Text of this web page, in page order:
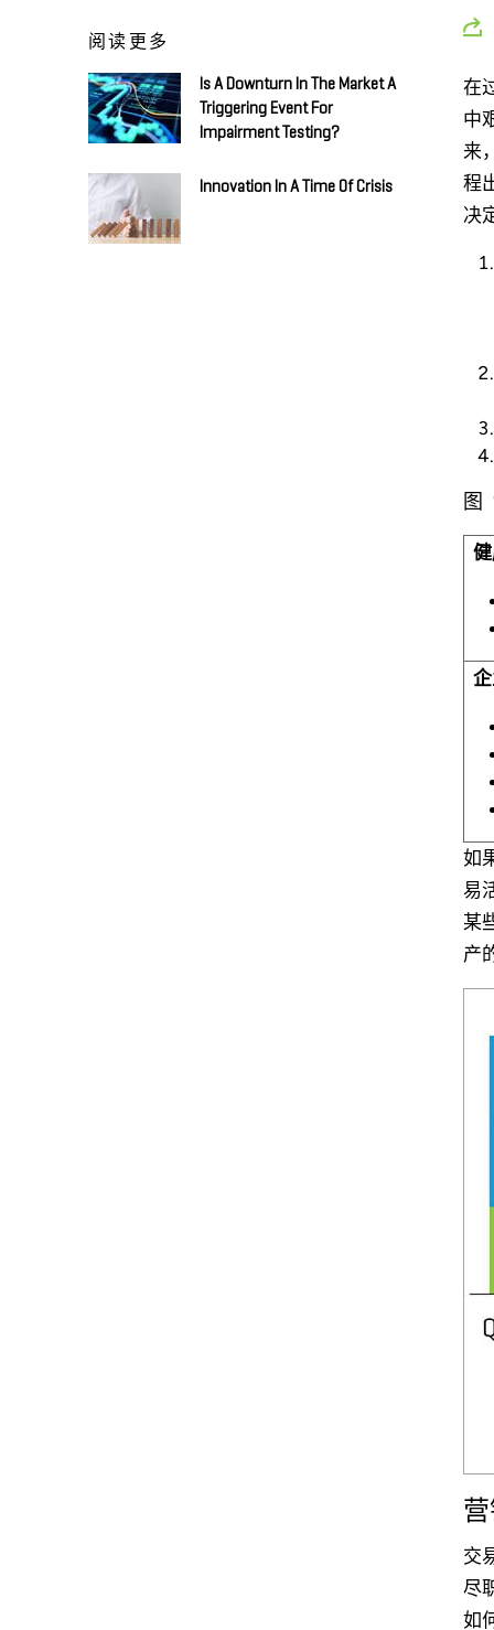
阅读更多
Is A Downturn In The Market A
Triggering Event For
Impairment Testing?
Innovation In A Time Of Crisis
在
中
来
程
决
图
如
易
某
产
交
尽
如